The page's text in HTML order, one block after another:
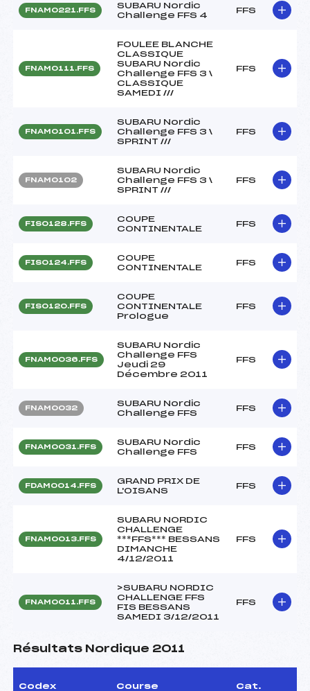
FNAM0221.FFS
SUBARU Nordic
Challenge FFS 4
FFS
FNAM0111.FFS
FOULEE BLANCHE
CLASSIQUE
SUBARU Nordic
Challenge FFS 3 \
CLASSIQUE
SAMEDI ///
FFS
FNAM0101.FFS
SUBARU Nordic
Challenge FFS 3 \
SPRINT ///
FFS
FNAM0102
SUBARU Nordic
Challenge FFS 3 \
SPRINT ///
FFS
FIS0128.FFS
COUPE
CONTINENTALE
FFS
FIS0124.FFS
COUPE
CONTINENTALE
FFS
FIS0120.FFS
COUPE
CONTINENTALE
Prologue
FFS
FNAM0036.FFS
SUBARU Nordic
Challenge FFS
Jeudi 29
Décembre 2011
FFS
FNAM0032
SUBARU Nordic
Challenge FFS
FFS
FNAM0031.FFS
SUBARU Nordic
Challenge FFS
FFS
FDAM0014.FFS
GRAND PRIX DE
L'OISANS
FFS
FNAM0013.FFS
SUBARU NORDIC
CHALLENGE
***FFS*** BESSANS
DIMANCHE
4/12/2011
FFS
FNAM0011.FFS
>SUBARU NORDIC
CHALLENGE FFS
FIS BESSANS
SAMEDI 3/12/2011
FFS
Résultats Nordique 2011
Codex Course Cat.